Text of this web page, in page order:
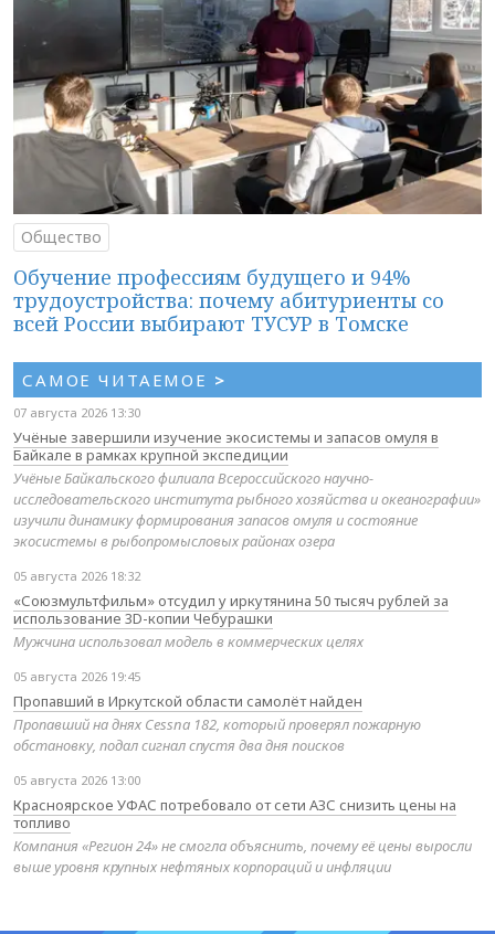
Общество
Обучение профессиям будущего и 94%
трудоустройства: почему абитуриенты со
всей России выбирают ТУСУР в Томске
САМОЕ ЧИТАЕМОЕ >
07 августа 2026 13:30
Учёные завершили изучение экосистемы и запасов омуля в
Байкале в рамках крупной экспедиции
Учёные Байкальского филиала Всероссийского научно-
исследовательского института рыбного хозяйства и океанографии»
изучили динамику формирования запасов омуля и состояние
экосистемы в рыбопромысловых районах озера
05 августа 2026 18:32
«Союзмультфильм» отсудил у иркутянина 50 тысяч рублей за
использование 3D-копии Чебурашки
Мужчина использовал модель в коммерческих целях
05 августа 2026 19:45
Пропавший в Иркутской области самолёт найден
Пропавший на днях Cessna 182, который проверял пожарную
обстановку, подал сигнал спустя два дня поисков
05 августа 2026 13:00
Красноярское УФАС потребовало от сети АЗС снизить цены на
топливо
Компания «Регион 24» не смогла объяснить, почему её цены выросли
выше уровня крупных нефтяных корпораций и инфляции